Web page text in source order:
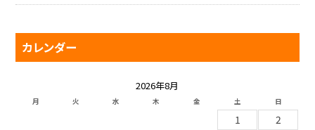
カレンダー
2026年8月
月 火 水 木 金 土 日
1
2